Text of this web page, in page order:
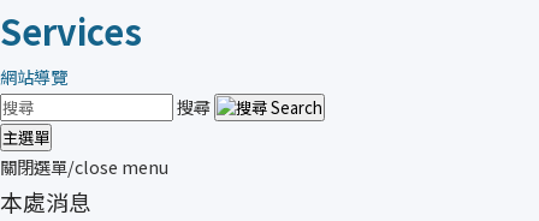
Services
網站導覽
搜尋
主選單
關閉選單/close menu
本處消息